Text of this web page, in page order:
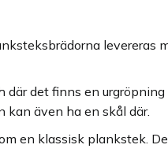
levereras
det finns en urgröpning
kan även ha en skål där.
en klassisk plankstek.